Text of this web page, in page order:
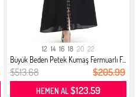
12 14 16 18 20 22
Büyük Beden Petek Kumaş Fermuarlı F...
$513.68 $205.99
HEMEN AL$123.59